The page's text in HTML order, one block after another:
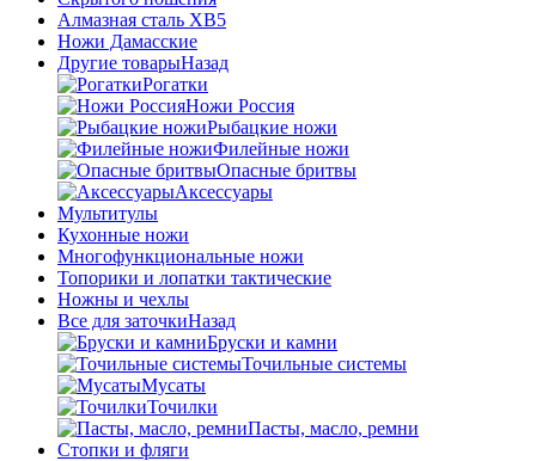
Алмазная сталь ХВ5
Ножи Дамасские
Другие товарыНазад
Рогатки
Ножи Россия
Рыбацкие ножи
Филейные ножи
Опасные бритвы
Аксессуары
Мультитулы
Кухонные ножи
Многофункциональные ножи
Топорики и лопатки тактические
Ножны и чехлы
Все для заточкиНазад
Бруски и камни
Точильные системы
Мусаты
Точилки
Пасты, масло, ремни
Стопки и фляги